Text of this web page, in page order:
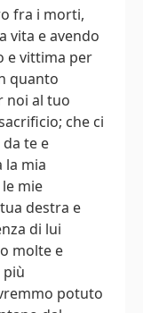
fra i morti,
vita e avendo
e vittima per
quanto
noi al tuo
che ci
te e
la mia
mie
destra e
di lui
molte e
più
potuto